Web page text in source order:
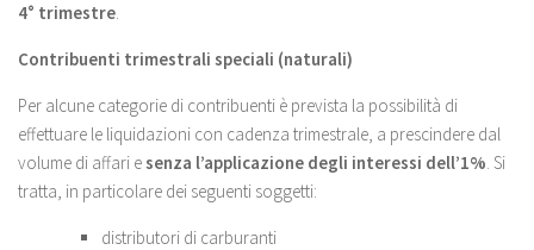
4° trimestre.
Contribuenti trimestrali speciali (naturali)
Per alcune categorie di contribuenti è prevista la possibilità di
effettuare le liquidazioni con cadenza trimestrale, a prescindere dal
volume di affari esenza l’applicazione degli interessi dell’1%. Si
tratta, in particolare dei seguenti soggetti:
distributori di carburanti